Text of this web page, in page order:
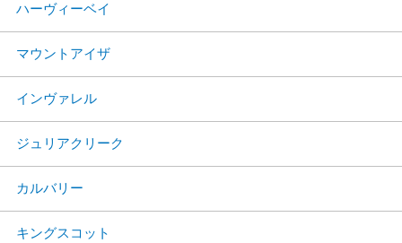
ハーヴィーベイ
マウントアイザ
インヴァレル
ジュリアクリーク
カルバリー
キングスコット